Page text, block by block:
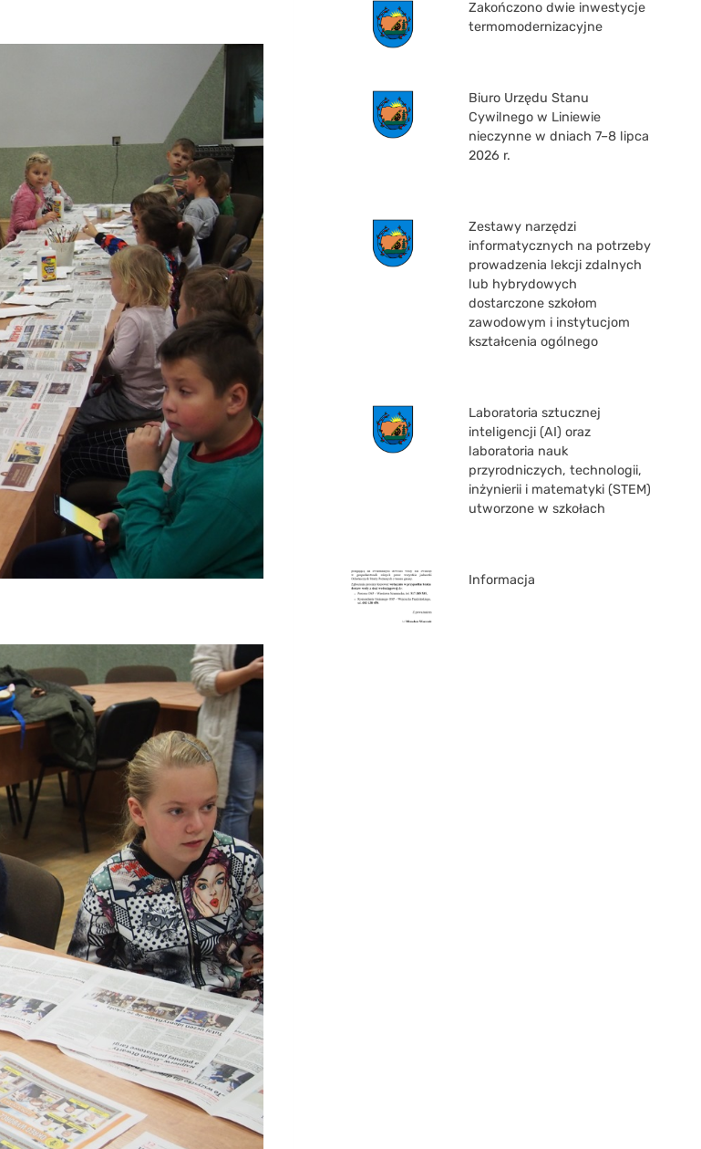
Zakończono dwie inwestycje
termomodernizacyjne
Biuro Urzędu Stanu
Cywilnego w Liniewie
nieczynne w dniach 7–8 lipca
2026 r.
Zestawy narzędzi
informatycznych na potrzeby
prowadzenia lekcji zdalnych
lub hybrydowych
dostarczone szkołom
zawodowym i instytucjom
kształcenia ogólnego
Laboratoria sztucznej
inteligencji (AI) oraz
laboratoria nauk
przyrodniczych, technologii,
inżynierii i matematyki (STEM)
utworzone w szkołach
Informacja